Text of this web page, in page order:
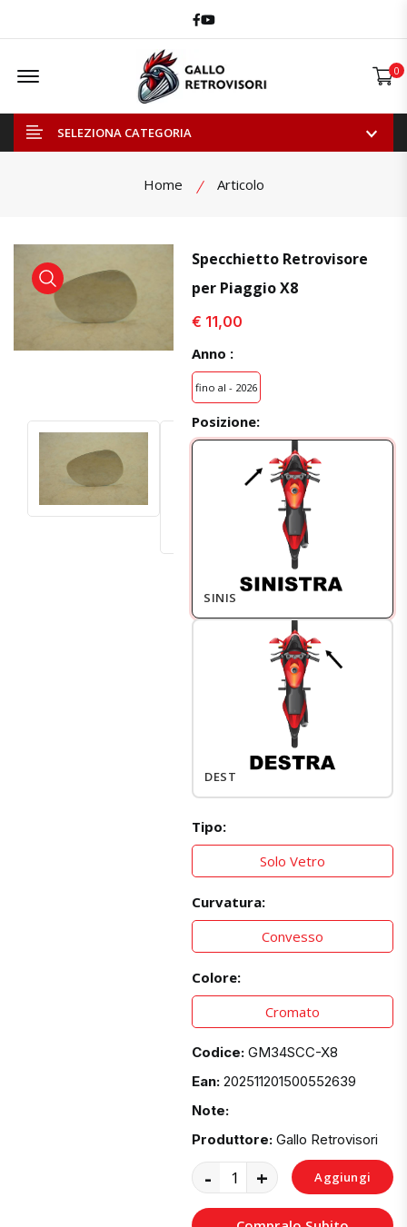
Facebook
Youtube
Offcanvas Menu Open 0
SELEZIONA CATEGORIA
Home Articolo
visualizza prodotto visualizza prodotto
Specchietto Retrovisore
per Piaggio X8
€ 11,00
Anno :
fino al - 2026
Posizione:
SINISTRO
DESTRO
Tipo:
Solo Vetro
Curvatura:
Convesso
Colore:
Cromato
Codice: GM34SCC-X8
Ean: 202511201500552639
Note:
Produttore: Gallo Retrovisori
- + Aggiungi
al